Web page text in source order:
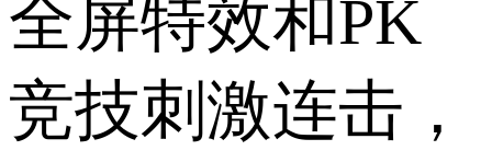
全屏特效和PK
竞技刺激连击，